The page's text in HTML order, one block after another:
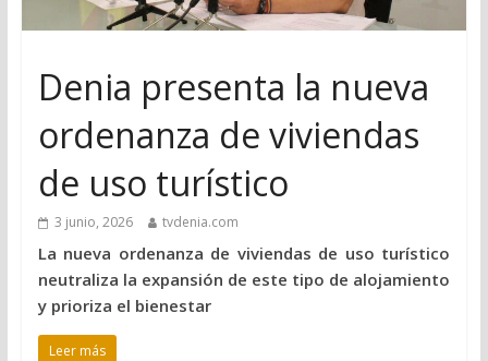
Denia presenta la nueva
ordenanza de viviendas
de uso turístico
3 junio, 2026 tvdenia.com
La nueva ordenanza de viviendas de uso turístico
neutraliza la expansión de este tipo de alojamiento
y prioriza el bienestar
Leer más